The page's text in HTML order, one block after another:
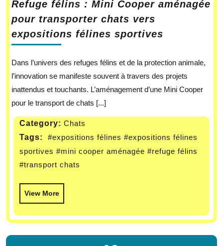
Refuge félins : Mini Cooper aménagée
pour transporter chats vers
expositions félines sportives
Dans l’univers des refuges félins et de la protection animale,
l’innovation se manifeste souvent à travers des projets
inattendus et touchants. L’aménagement d’une Mini Cooper
pour le transport de chats [...]
Category: Chats
Tags:
#expositions félines #expositions félines
sportives #mini cooper aménagée #refuge félins
#transport chats
View More